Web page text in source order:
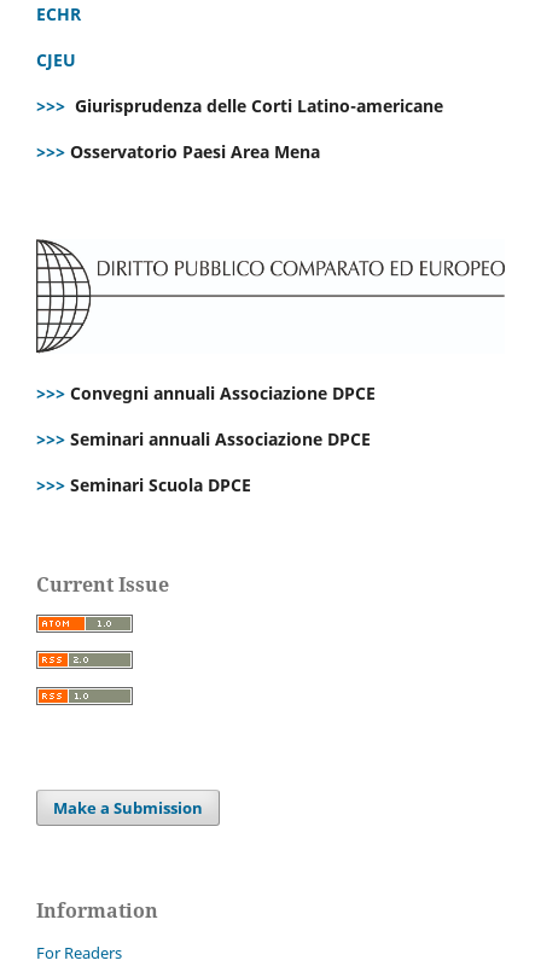
ECHR
CJEU
>>> Giurisprudenza delle Corti Latino-americane
>>> Osservatorio Paesi Area Mena
>>> Convegni annuali Associazione DPCE
>>> Seminari annuali Associazione DPCE
>>> Seminari Scuola DPCE
Current Issue
Make a Submission
Information
For Readers